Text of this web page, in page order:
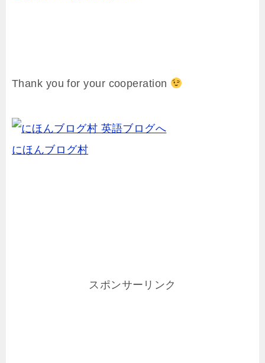
Thank you for your cooperation
にほんブログ村
スポンサーリンク